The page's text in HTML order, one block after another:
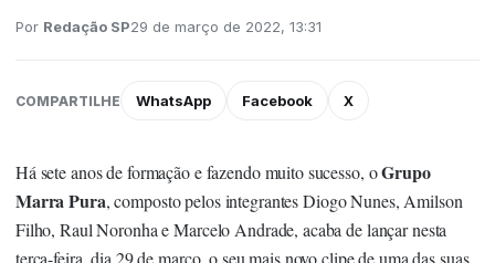
Por Redação SP29 de março de 2022, 13:31
COMPARTILHE WhatsApp Facebook X
Há sete anos de formação e fazendo muito sucesso, oGrupo
Marra Pura, composto pelos integrantes Diogo Nunes, Amilson
Filho, Raul Noronha e Marcelo Andrade, acaba de lançar nesta
terça-feira, dia 29 de março, o seu mais novo clipe de uma das suas